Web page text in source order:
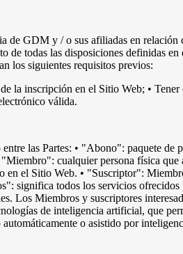
de GDM y / o sus afiliadas en
todas las disposiciones definidas
los siguientes requisitos previos:
la inscripción en el Sitio Web; •
válida.
las Partes: • "Abono": paquete
cualquier persona física
en el Sitio Web. • "Suscriptor":
significa todos los servicios
Los Miembros y suscriptores
de inteligencia artificial, que
o asistido por